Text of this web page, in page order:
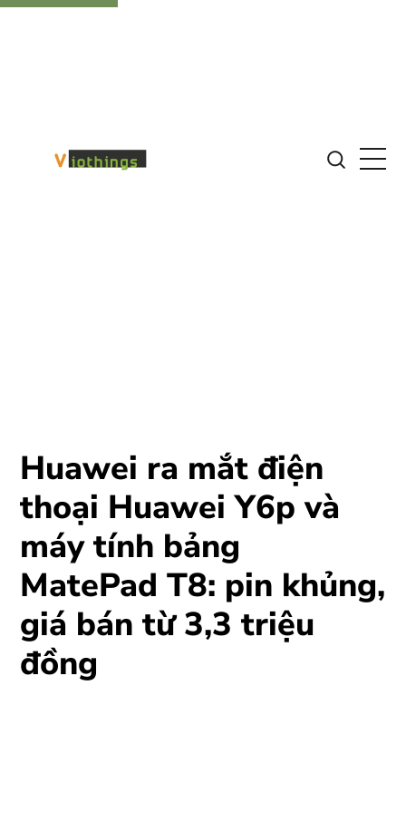
Huawei ra mắt điện
thoại Huawei Y6p và
máy tính bảng
MatePad T8: pin khủng,
giá bán từ 3,3 triệu
đồng